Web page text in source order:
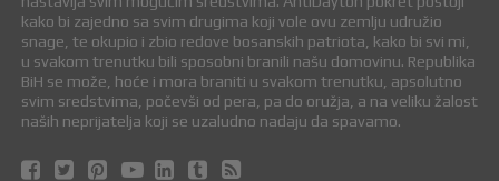
kako bi zajedno sa svim drugima koji vole ovu zemlju udružio
snage, te okupio i zbio redove bosanskih patriota, kako bi svi mi,
u svakom trenutku bili sposobni branili našu domovinu. Republika
BiH se može, hoće i mora braniti u svakom trenutku, apsolutno
svim sredstvima, počevši od pera, pa do oružja, a na veliku žalost
naših neprijatelja koji se uzaludno nadaju da spavamo.